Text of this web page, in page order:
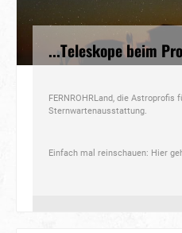
...Teleskope beim
FERNROHRLand, die
Sternwartenausstattung.
Einfach mal reinschauen: Hier